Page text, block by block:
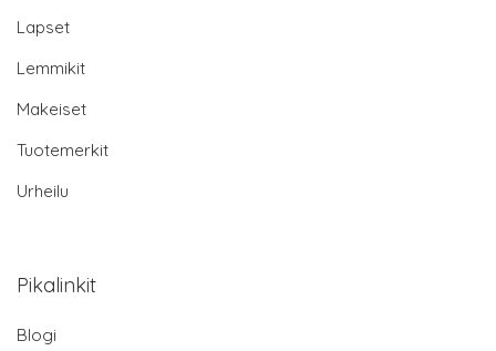
Lapset
Lemmikit
Makeiset
Tuotemerkit
Urheilu
Pikalinkit
Blogi